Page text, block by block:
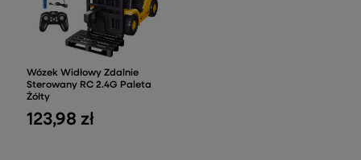
Wózek Widłowy Zdalnie
Sterowany RC 2.4G Paleta
Żółty
123,98 zł